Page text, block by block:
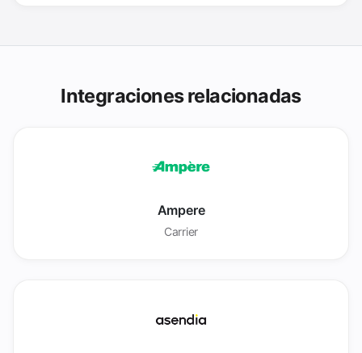
Integraciones relacionadas
Ampere
Carrier